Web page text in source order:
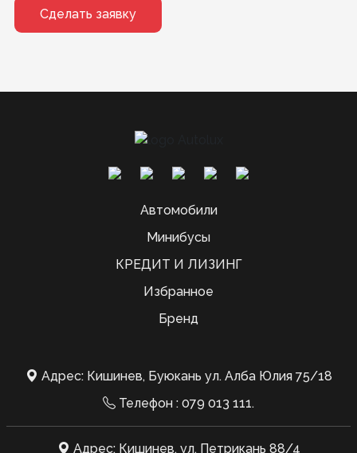
Сделать заявку
Автомобили
Минибусы
КРЕДИТ И ЛИЗИНГ
Избранное
Бренд
Адрес: Кишинев, Буюкань ул. Алба Юлия 75/18
Телефон : 079 013 111.
Адрес: Кишинев, ул. Петрикань 88/4